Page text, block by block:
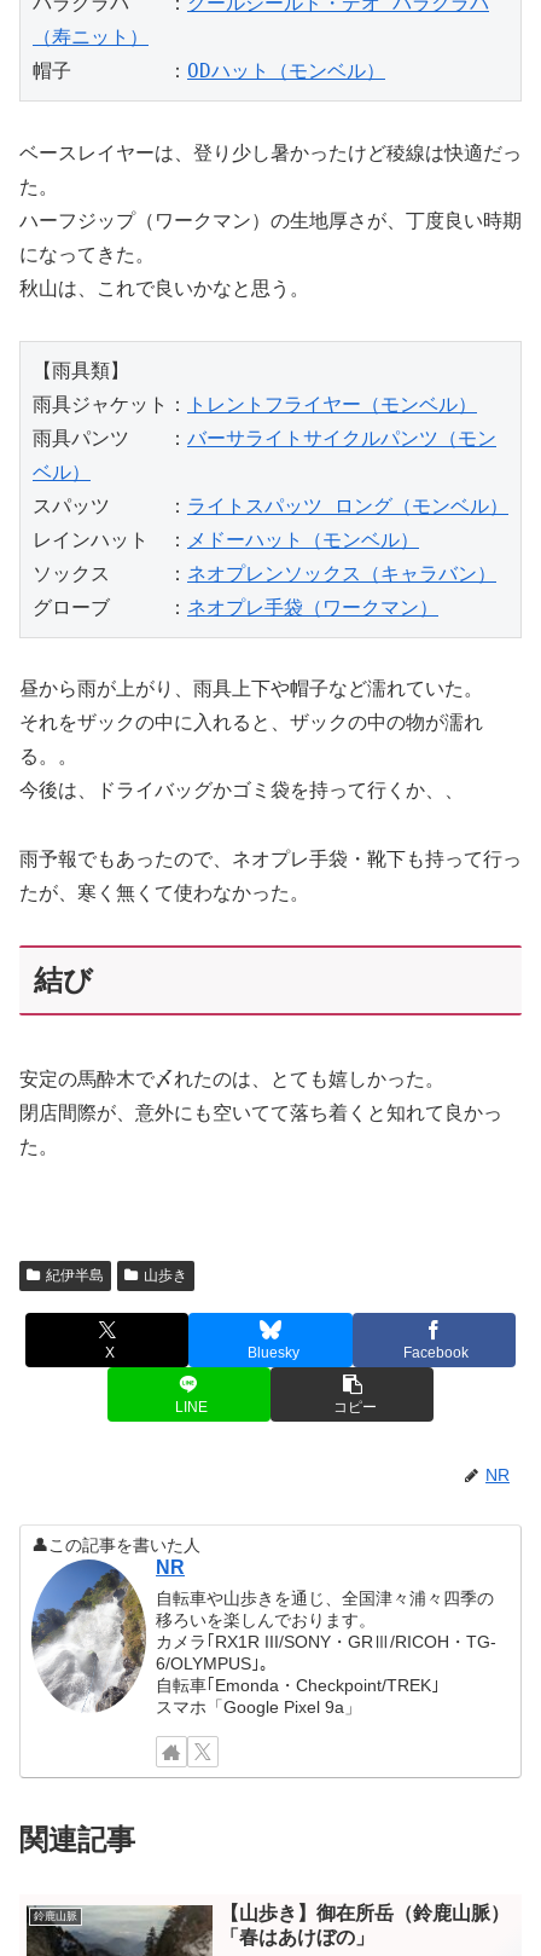
（寿ニット）
帽子　　　　　： ODハット（モンベル）
ベースレイヤーは、登り少し暑かったけど稜線は快適だっ
た。
ハーフジップ（ワークマン）の生地厚さが、丁度良い時期
になってきた。
秋山は、これで良いかなと思う。
【雨具類】
雨具ジャケット：
トレントフライヤー（モンベル）
雨具パンツ　　： バーサライトサイクルパンツ（モン
ベル）
スパッツ　　　： ライトスパッツ ロング（モンベル）
レインハット　： メドーハット（モンベル）
ソックス　　　： ネオプレンソックス（キャラバン）
グローブ　　　： ネオプレ手袋（ワークマン）
昼から雨が上がり、雨具上下や帽子など濡れていた。
それをザックの中に入れると、ザックの中の物が濡れ
る。。
今後は、ドライバッグかゴミ袋を持って行くか、、
雨予報でもあったので、ネオプレ手袋・靴下も持って行っ
たが、寒く無くて使わなかった。
結び
安定の馬酔木で〆れたのは、とても嬉しかった。
閉店間際が、意外にも空いてて落ち着くと知れて良かっ
た。
紀伊半島 山歩き
X Bluesky Facebook
LINE コピー
NR
👤この記事を書いた人
NR
自転車や山歩きを通じ、全国津々浦々四季の
移ろいを楽しんでおります。
カメラ｢RX1R III/SONY・GRⅢ/RICOH・TG-
6/OLYMPUS｣。
自転車｢Emonda・Checkpoint/TREK｣
スマホ「Google Pixel 9a」
関連記事
鈴鹿山脈
【山歩き】御在所岳（鈴鹿山脈）
「春はあけぼの」